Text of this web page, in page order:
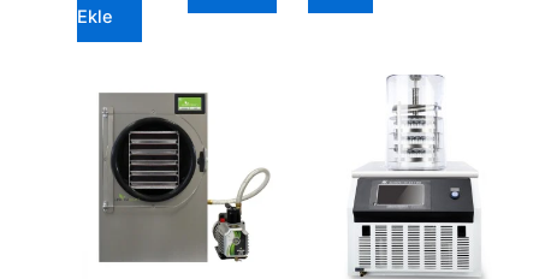
₺279.000,00.
Ekle